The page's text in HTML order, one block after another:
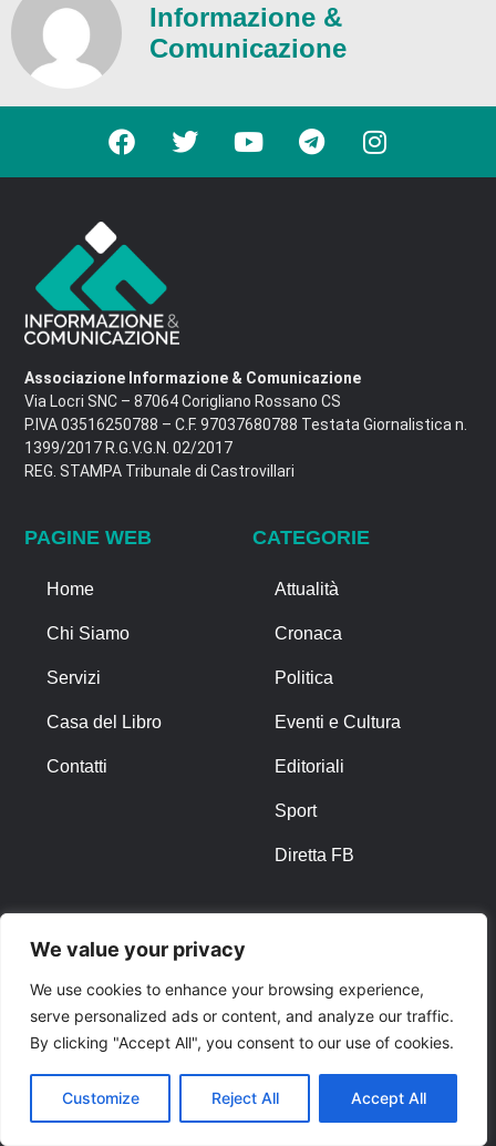
We value your privacy
We use cookies to enhance your browsing experience,
serve personalized ads or content, and analyze our traffic.
By clicking "Accept All", you consent to our use of cookies.
Customize Reject All Accept All
Informazione &
Comunicazione
Associazione Informazione & Comunicazione
Via Locri SNC – 87064 Corigliano Rossano CS
P.IVA 03516250788 – C.F. 97037680788 Testata Giornalistica n.
1399/2017 R.G.V.G.N. 02/2017
REG. STAMPA Tribunale di Castrovillari
PAGINE WEB
Home
Chi Siamo
Servizi
Casa del Libro
Contatti
CATEGORIE
Attualità
Cronaca
Politica
Eventi e Cultura
Editoriali
Sport
Diretta FB
Privacy Policy